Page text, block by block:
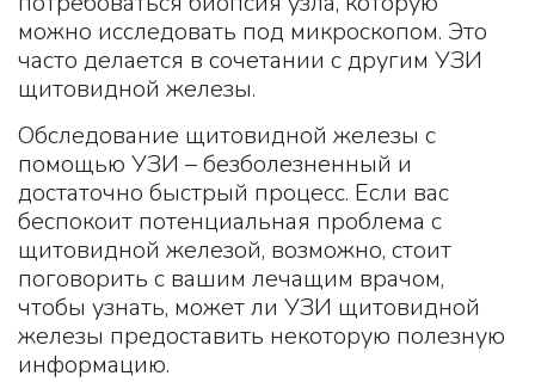
можно исследовать под микроскопом. Это
часто делается в сочетании с другим УЗИ
щитовидной железы.
Обследование щитовидной железы с
помощью УЗИ – безболезненный и
достаточно быстрый процесс. Если вас
беспокоит потенциальная проблема с
щитовидной железой, возможно, стоит
поговорить с вашим лечащим врачом,
чтобы узнать, может ли УЗИ щитовидной
железы предоставить некоторую полезную
информацию.